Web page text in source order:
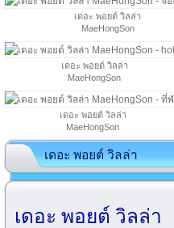
เดอะ พอยต์ วิลล่า
MaeHongSon
เดอะ พอยต์ วิลล่า
MaeHongSon
เดอะ พอยต์ วิลล่า
MaeHongSon
เดอะ พอยต์ วิลล่า
เดอะ พอยต์ วิลล่า